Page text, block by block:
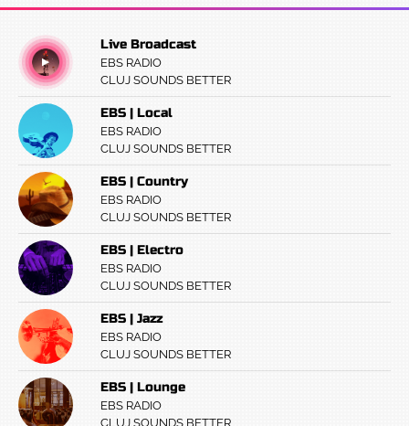
Live Broadcast
EBS RADIO
CLUJ SOUNDS BETTER
EBS | Local
EBS RADIO
CLUJ SOUNDS BETTER
EBS | Country
EBS RADIO
CLUJ SOUNDS BETTER
EBS | Electro
EBS RADIO
CLUJ SOUNDS BETTER
EBS | Jazz
EBS RADIO
CLUJ SOUNDS BETTER
EBS | Lounge
EBS RADIO
CLUJ SOUNDS BETTER